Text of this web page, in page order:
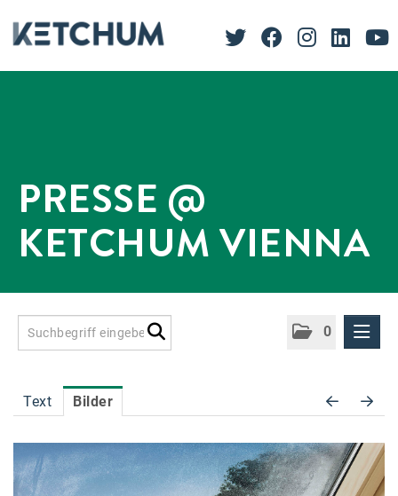
PRESSE @
KETCHUM VIENNA
0
Accessiway
Accor
ALC
Text Bilder